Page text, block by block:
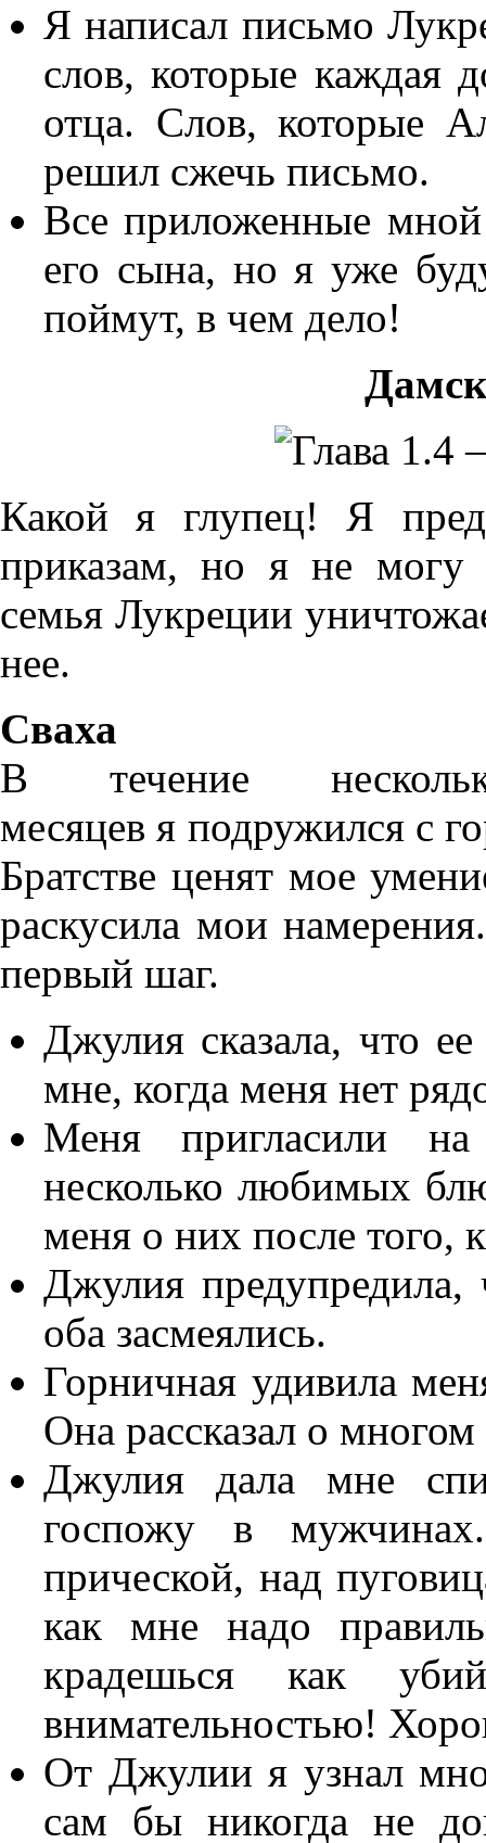
Я написал письмо
слов, которые каждая
отца. Слов, которые
решил сжечь письмо.
Все приложенные мной
его сына, но я уже
поймут, в чем дело!
Какой я глупец! Я
приказам, но я не могу
семья Лукреции
нее.
Сваха
В течение
месяцев я подружился с
Братстве ценят мое
раскусила мои
первый шаг.
Джулия сказала, что
мне, когда меня нет
Меня пригласили
несколько любимых
меня о них после того,
Джулия
оба засмеялись.
Горничная удивила
Она рассказал о
Джулия дала мне
госпожу в
прической, над
как мне надо
крадешься как
внимательностью!
От Джулии я узнал
сам бы никогда не